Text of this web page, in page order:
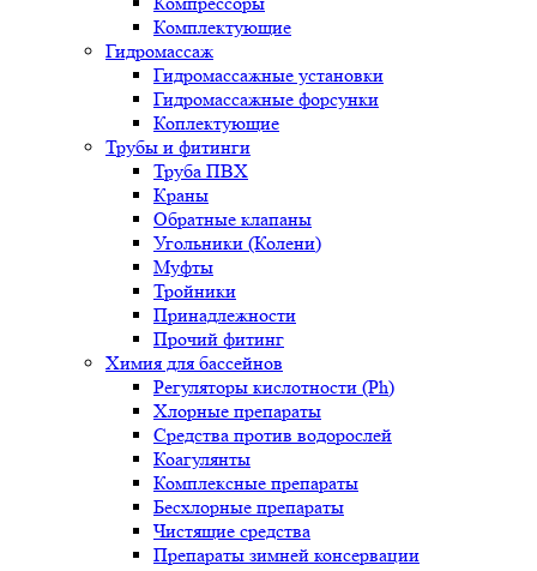
Комплектующие
Гидромассаж
Гидромассажные установки
Гидромассажные форсунки
Коплектующие
Трубы и фитинги
Труба ПВХ
Краны
Обратные клапаны
Угольники (Колени)
Муфты
Тройники
Принадлежности
Прочий фитинг
Химия для бассейнов
Регуляторы кислотности (Ph)
Хлорные препараты
Средства против водорослей
Коагулянты
Комплексные препараты
Бесхлорные препараты
Чистящие средства
Препараты зимней консервации